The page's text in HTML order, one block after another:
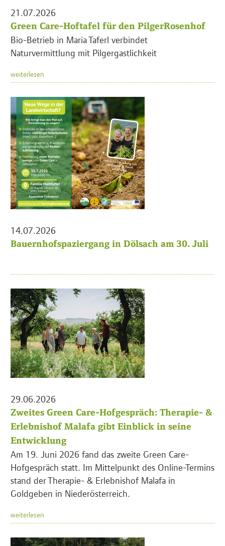
21.07.2026
Green Care-Hoftafel für den PilgerRosenhof
Bio-Betrieb in Maria Taferl verbindet
Naturvermittlung mit Pilgergastlichkeit
weiterlesen
14.07.2026
Bauernhofspaziergang in Dölsach am 30. Juli
29.06.2026
Zweites Green Care-Hofgespräch: Therapie- &
Erlebnishof Malafa gibt Einblick in seine
Entwicklung
Am 19. Juni 2026 fand das zweite Green Care-
Hofgespräch statt. Im Mittelpunkt des Online-Termins
stand der Therapie- & Erlebnishof Malafa in
Goldgeben in Niederösterreich.
weiterlesen